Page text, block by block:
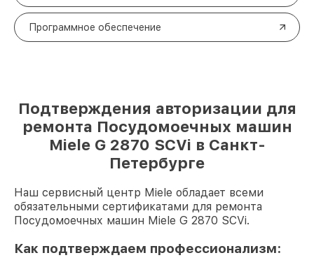
Программное обеспечение
Подтверждения авторизации для
ремонта Посудомоечных машин
Miele G 2870 SCVi в Санкт-
Петербурге
Наш сервисный центр Miele обладает всеми
обязательными сертификатами для ремонта
Посудомоечных машин Miele G 2870 SCVi.
Как подтверждаем профессионализм: